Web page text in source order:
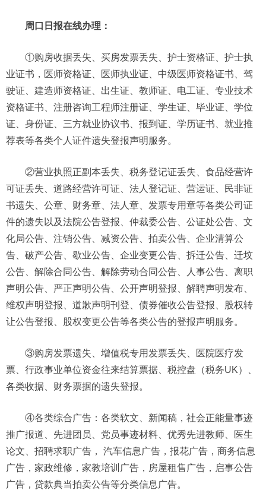
周口日报在线办理：
①购房收据丢失、买房发票丢失、护士资格证、护士执
业证书，医师资格证、医师执业证、中级医师资格证书、驾
驶证、建造师资格证、出生证、教师证、电工证、专业技术
资格证书、注册咨询工程师注册证、学生证、毕业证、学位
证、身份证、三方就业协议书、报到证、学历证书、就业推
荐表等各类个人证件遗失登报声明服务。
②营业执照正副本丢失、税务登记证丢失、食品经营许
可证丢失、道路经营许可证、法人登记证、营运证、民非证
书遗失、公章、财务章、法人章、发票专用章等各类公司证
件的遗失以及法院公告登报、仲裁委公告、公证处公告、文
化局公告、注销公告、减资公告、拍卖公告、企业清算公
告、破产公告、歇业公告、企业变更公告、拆迁公告、迁坟
公告、解除合同公告、解除劳动合同公告、人事公告、离职
声明公告、严正声明公告、公开声明登报、解聘声明发布、
维权声明登报、道歉声明刊登、债券催收公告登报、股权转
让公告登报、股权变更公告等各类公告的登报声明服务。
③购房发票遗失、增值税专用发票丢失、医院医疗发
票、行政事业单位资金往来结算票据、税控盘（税务UK）、
各类收据、财务票据的遗失登报。
④各类综合广告：各类软文、新闻稿，社会正能量事迹
推广报道、先进团员、党员事迹材料、优秀先进教师、医生
论文、招聘求职广告， 汽车信息广告，报花广告，商务信息
广告，家政维修，家教培训广告，房屋租售广告，启事公告
广告，贷款典当拍卖公告等分类信息广告。